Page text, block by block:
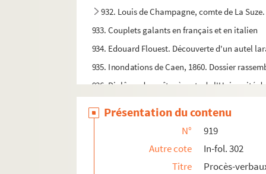
932. Louis de Champagne, comte de La
933. Couplets galants en français et en italien
934. Edouard Flouest. Découverte d'un autel
935. Inondations de Caen, 1860. Dossier
936. Diplôme de maître ès arts de l'Université
Présentation du contenu
N°
919
Autre cote
In-fol. 302
Titre
Procès-